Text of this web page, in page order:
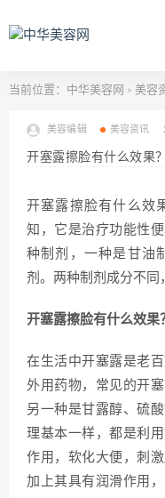
当前位置： 中华美容网 > 美容
美容编辑 美容资讯
开塞露擦脸有什么效果
开塞露擦脸有什么效
知，它是治疗功能性
种制剂，一种是甘油
剂。两种制剂成分不同
开塞露擦脸有什么效果
在生活中开塞露是老
外用药物，常见的开
另一种是甘露醇、硫
理基本一样，都是利
作用，软化大便，刺
加上其具有润滑作用